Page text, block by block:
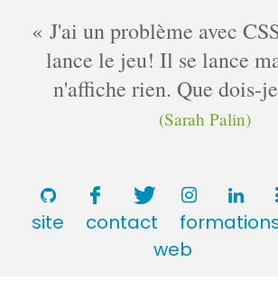
J'ai un problème avec
lance le jeu! Il se lance
n'affiche rien. Que dois-
(Sarah Palin)
site
contact
web